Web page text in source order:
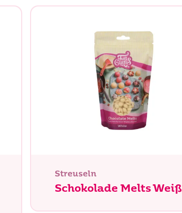
Streuseln
Schokolade Melts Weiß